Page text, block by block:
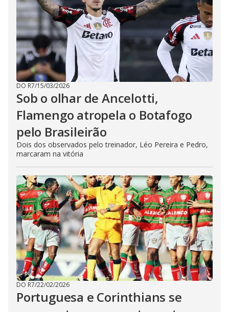
DO R7/15/03/2026
Sob o olhar de Ancelotti,
Flamengo atropela o Botafogo
pelo Brasileirão
Dois dos observados pelo treinador, Léo Pereira e Pedro,
marcaram na vitória
DO R7/22/02/2026
Portuguesa e Corinthians se